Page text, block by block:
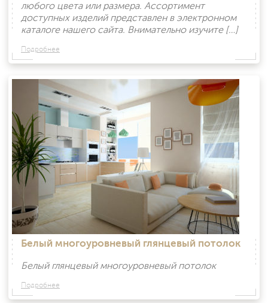
любого цвета или размера. Ассортимент
доступных изделий представлен в электронном
каталоге нашего сайта. Внимательно изучите […]
Подробнее
Белый многоуровневый глянцевый потолок
Белый глянцевый многоуровневый потолок
Подробнее